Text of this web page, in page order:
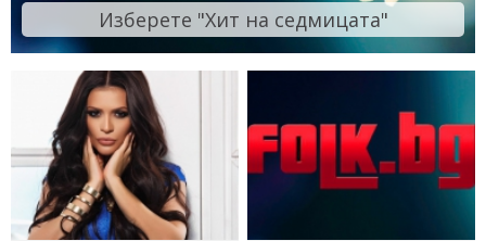
Изберете "Хит на седмицата"